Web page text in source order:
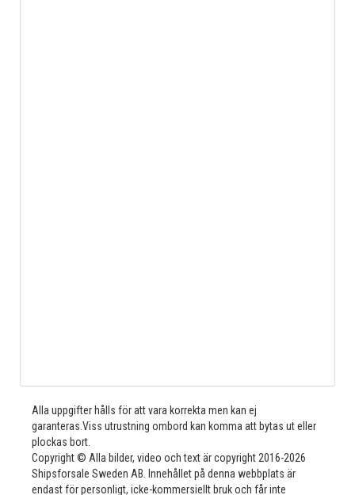
Alla uppgifter hålls för att vara korrekta men kan ej
garanteras.Viss utrustning ombord kan komma att bytas ut eller
plockas bort.
Copyright © Alla bilder, video och text är copyright 2016-2026
Shipsforsale Sweden AB. Innehållet på denna webbplats är
endast för personligt, icke-kommersiellt bruk och får inte